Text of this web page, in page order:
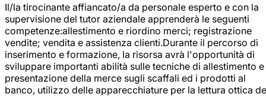
Il/la tirocinante affiancato/a da personale esperto e con la
supervisione del tutor aziendale apprenderà le seguenti
competenze:allestimento e riordino merci; registrazione
vendite; vendita e assistenza clienti.Durante il percorso di
inserimento e formazione, la risorsa avrà l'opportunità di
sviluppare importanti abilità sulle tecniche di allestimento e
presentazione della merce sugli scaffali ed i prodotti al
banco, utilizzo delle apparecchiature per la lettura ottica